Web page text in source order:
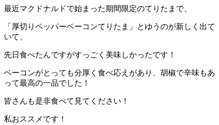
最近マクドナルドで始まった期間限定のてりたまで、
「厚切りペッパーベーコンてりたま」とゆうのが新しく出て
いて、
先日食べたんですがすっごく美味しかったです！
ベーコンがとっても分厚く食べ応えがあり、胡椒で辛味もあ
って最高の一品でした！
皆さんも是非食べて見てください！
私おススメです！